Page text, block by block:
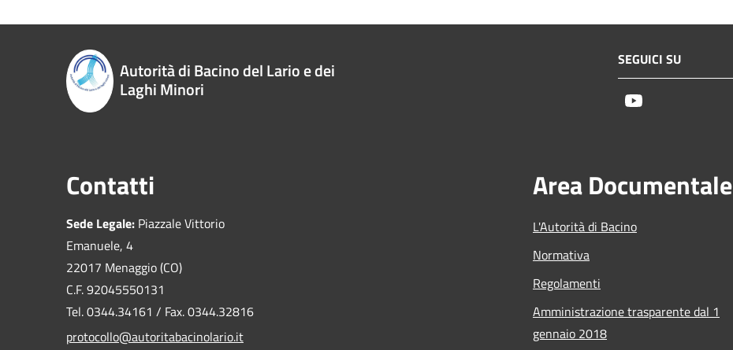
Autorità di Bacino del Lario e dei
Laghi Minori
SEGUICI SU
Contatti
Sede Legale: Piazzale Vittorio
Emanuele, 4
22017 Menaggio (CO)
C.F. 92045550131
Tel. 0344.34161 / Fax. 0344.32816
protocollo@autoritabacinolario.it
Area Documentale
L'Autorità di Bacino
Normativa
Regolamenti
Amministrazione trasparente dal 1
gennaio 2018